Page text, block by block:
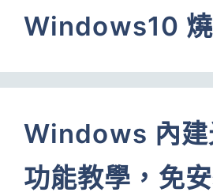
Windows10
Windows 內建
功能教學，免